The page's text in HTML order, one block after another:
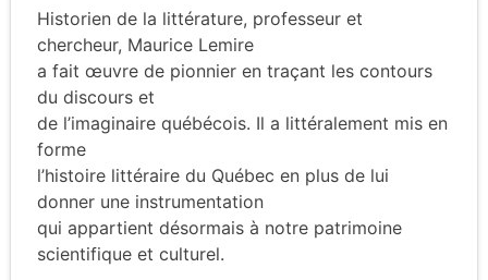
Historien de la littérature, professeur et
chercheur, Maurice Lemire
a fait œuvre de pionnier en traçant les contours
du discours et
de l’imaginaire québécois. Il a littéralement mis en
forme
l’histoire littéraire du Québec en plus de lui
donner une instrumentation
qui appartient désormais à notre patrimoine
scientifique et culturel.